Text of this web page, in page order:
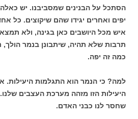
הסתכל על הבנינים שמסביבנו. יש
יפים ואחרים יגידו שהם שיקוצים. כל
איש מכל היושבים כאן בגינה, ולא
תרבות שלא תהיה, שיתבונן בנמר הולך,
כמה זה יפה.
למה? כי הנמר הוא התגלמות היעילות.
היעילות הזו מזהה מערכת העצבים
שחסר לנו כבני האדם.